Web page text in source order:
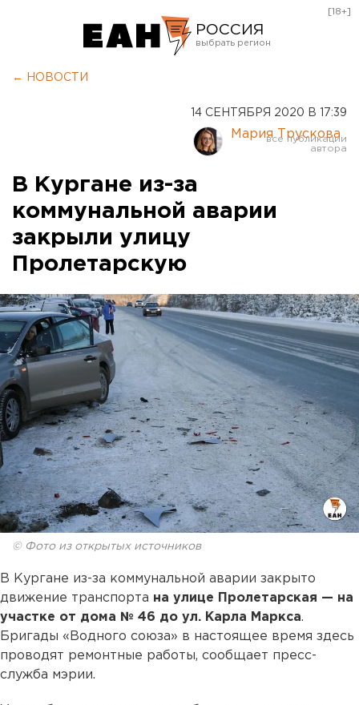
РОССИЯ
Курган
Оренбург
[18+]
← НОВОСТИ
14 СЕНТЯБРЯ 2020 В 17:39
Мария Трускова
В Кургане из-за
коммунальной аварии
закрыли улицу
Пролетарскую
© Фото из открытых источников
В Кургане из-за коммунальной аварии закрыто
движение транспорта на улице Пролетарская — на
участке от дома № 46 до ул. Карла Маркса.
Бригады «Водного союза» в настоящее время здесь
проводят ремонтные работы, сообщает пресс-
служба мэрии.